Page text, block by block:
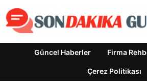
Güncel Haberler Firma
Çerez Politikası